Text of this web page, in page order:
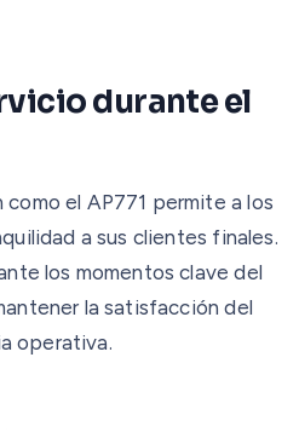
durante el
el AP771 permite a los
a sus clientes finales.
los momentos clave del
la satisfacción del
operativa.